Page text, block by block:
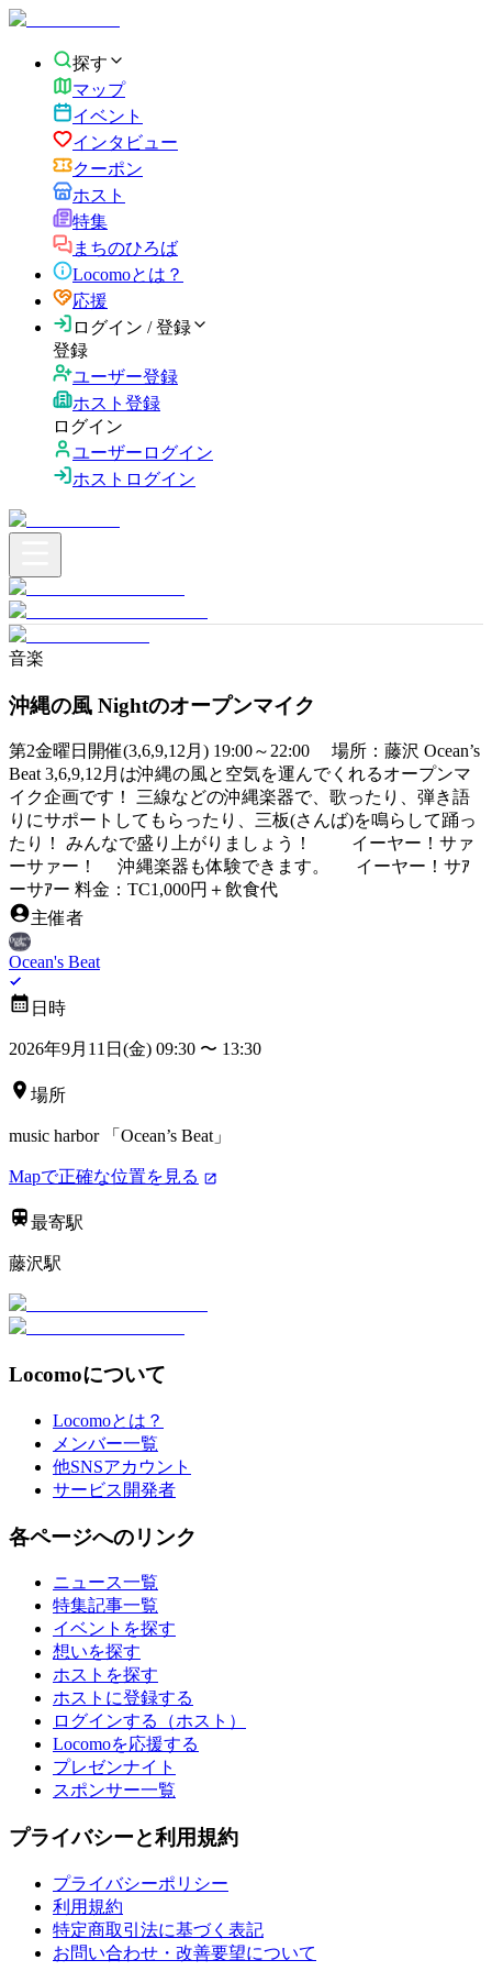
探す
マップ
イベント
インタビュー
クーポン
ホスト
特集
まちのひろば
Locomoとは？
応援
ログイン / 登録
登録
ユーザー登録
ホスト登録
ログイン
ユーザーログイン
ホストログイン
音楽
沖縄の風 Nightのオープンマイク
第2金曜日開催(3,6,9,12月) 19:00～22:00 場所：藤沢 Ocean’s
Beat 3,6,9,12月は沖縄の風と空気を運んでくれるオープンマ
イク企画です！ 三線などの沖縄楽器で、歌ったり、弾き語
りにサポートしてもらったり、三板(さんば)を鳴らして踊っ
たり！ みんなで盛り上がりましょう！ イーヤー！サァ
ーサァー！ 沖縄楽器も体験できます。 イーヤー！サｱ
ーサｱー 料金：TC1,000円＋飲食代
主催者
Ocean's Beat
日時
2026年9月11日(金) 09:30 〜 13:30
場所
music harbor 「Ocean’s Beat」
Mapで正確な位置を見る
最寄駅
藤沢駅
Locomoについて
Locomoとは？
メンバー一覧
他SNSアカウント
サービス開発者
各ページへのリンク
ニュース一覧
特集記事一覧
イベントを探す
想いを探す
ホストを探す
ホストに登録する
ログインする（ホスト）
Locomoを応援する
プレゼンナイト
スポンサー一覧
プライバシーと利用規約
プライバシーポリシー
利用規約
特定商取引法に基づく表記
お問い合わせ・改善要望について